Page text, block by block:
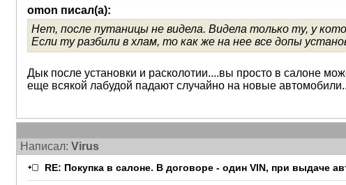
omon писал(а):
Нет, после путаницы не видела. Видела только ту, у
Если ту разбили в хлам, то как же на нее все допы
Дык после установки и расколотии....вы просто в салоне
еще всякой лабудой падают случайно на новые
Написал: Virus
RE: Покупка в салоне. В договоре - один VIN, при выдаче